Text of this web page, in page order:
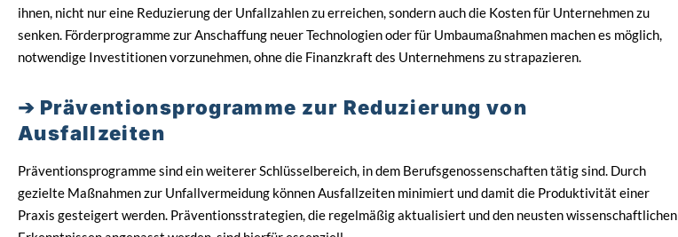
ihnen, nicht nur eine Reduzierung der Unfallzahlen zu erreichen, sondern auch die Kosten für Unternehmen zu
senken. Förderprogramme zur Anschaffung neuer Technologien oder für Umbaumaßnahmen machen es möglich,
notwendige Investitionen vorzunehmen, ohne die Finanzkraft des Unternehmens zu strapazieren.
Präventionsprogramme zur Reduzierung von
Ausfallzeiten
Präventionsprogramme sind ein weiterer Schlüsselbereich, in dem Berufsgenossenschaften tätig sind. Durch
gezielte Maßnahmen zur Unfallvermeidung können Ausfallzeiten minimiert und damit die Produktivität einer
Praxis gesteigert werden. Präventionsstrategien, die regelmäßig aktualisiert und den neusten wissenschaftlichen